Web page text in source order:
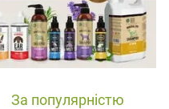
За популярністю